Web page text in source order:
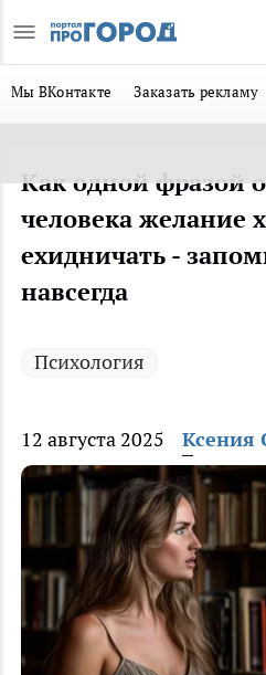
Мы ВКонтакте Заказать рекламу
Как одной фразой
человека желание
ехидничать -
навсегда
Психология
12 августа 2025 Ксения